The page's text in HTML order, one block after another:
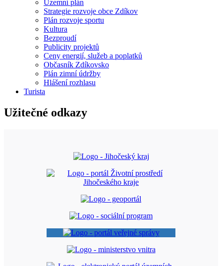
Územní plán
Strategie rozvoje obce Zdíkov
Plán rozvoje sportu
Kultura
Bezproudí
Publicity projektů
Ceny energií, služeb a poplatků
Občasník Zdíkovsko
Plán zimní údržby
Hlášení rozhlasu
Turista
Užitečné odkazy